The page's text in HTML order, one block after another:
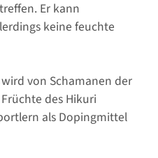
Er kann
keine feuchte
von Schamanen der
des Hikuri
als Dopingmittel